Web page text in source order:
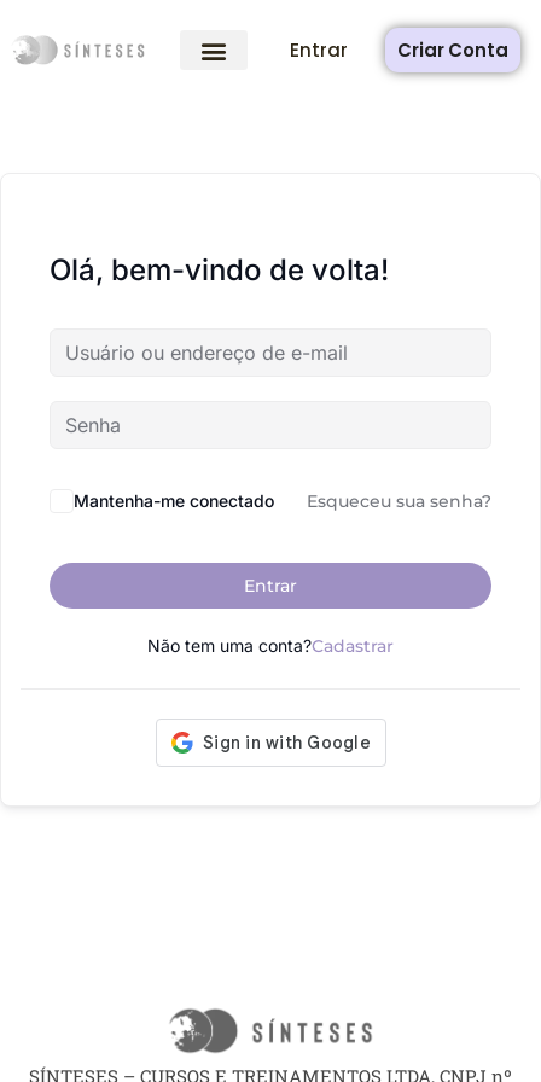
Entrar Criar Conta
Olá, bem-vindo de volta!
Mantenha-me conectado Esqueceu sua senha?
Entrar
Não tem uma conta?Cadastrar
SÍNTESES – CURSOS E TREINAMENTOS LTDA, CNPJ nº